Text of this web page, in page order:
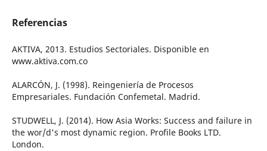
Referencias
AKTIVA, 2013. Estudios Sectoriales. Disponible en
www.aktiva.com.co
ALARCÓN, J. (1998). Reingeniería de Procesos
Empresariales. Fundación Confemetal. Madrid.
STUDWELL, J. (2014). How Asia Works: Success and failure in
the wor/d's most dynamic region. Profile Books LTD.
London.